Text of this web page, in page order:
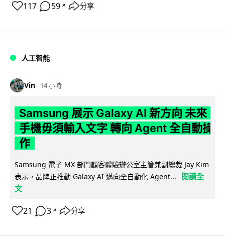
117 59 ↗ 分享
人工智能
Vin 14 小時
Samsung 展示 Galaxy AI 新方向 未來
手機毋須輸入文字 轉向 Agent 全自動操
作
Samsung 電子 MX 部門顧客體驗辦公室主管兼副總裁 Jay Kim
表示，品牌正推動 Galaxy AI 邁向全自動化 Agent...
閱讀全
文
21 3 ↗ 分享